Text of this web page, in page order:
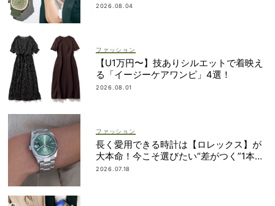
2026.08.04
ファッション
【U1万円〜】技ありシルエットで着映え
る「イージーケアワンピ」4選！
2026.08.01
ファッション
長く愛用できる時計は【ロレックス】が
大本命！今こそ選びたい“差がつく”1本
は？
2026.07.18